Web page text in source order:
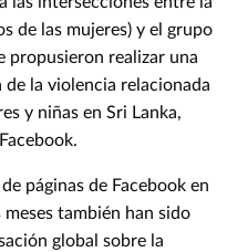
de las mujeres) y el grupo
propusieron realizar una
la violencia relacionada
y niñas en Sri Lanka,
páginas de Facebook en
también han sido
global sobre la